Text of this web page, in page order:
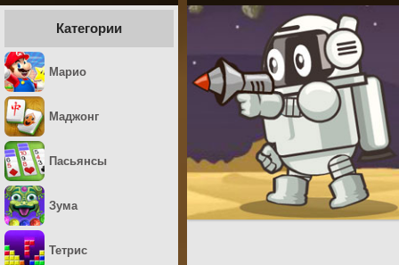
Категории
Марио
Маджонг
Пасьянсы
Зума
Тетрис